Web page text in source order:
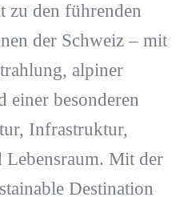
zu den führenden
der Schweiz – mit
alpiner
einer besonderen
Infrastruktur,
Lebensraum. Mit der
Destination